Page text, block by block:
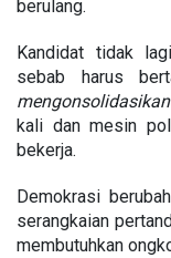
berulang.
Kandidat tidak
sebab harus
mengonsolidasikan
kali dan mesin
bekerja.
Demokrasi
serangkaian
membutuhkan